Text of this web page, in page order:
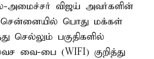
அமைச்சர் விஜய் அவர்களின்
சென்னையில் பொது மக்கள்
செல்லும் பகுதிகளில்
வை-பை (WIFI) குறித்து